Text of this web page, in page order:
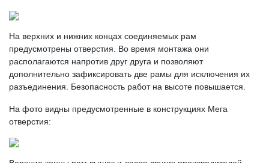
На верхних и нижних концах соединяемых рам
предусмотрены отверстия. Во время монтажа они
располагаются напротив друг друга и позволяют
дополнительно зафиксировать две рамы для исключения их
разъединения. Безопасность работ на высоте повышается.
На фото видны предусмотренные в конструкциях Мега
отверстия: